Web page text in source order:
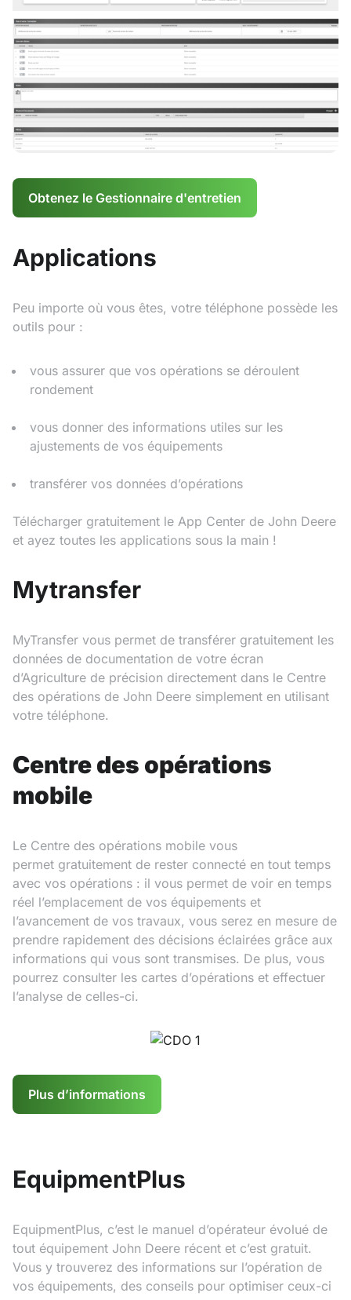
Obtenez le Gestionnaire d'entretien
Applications
Peu importe où vous êtes, votre téléphone possède les
outils pour :
vous assurer que vos opérations se déroulent
rondement
vous donner des informations utiles sur les
ajustements de vos équipements
transférer vos données d’opérations
Télécharger gratuitement le App Center de John Deere
et ayez toutes les applications sous la main !
Mytransfer
MyTransfer vous permet de transférer gratuitement les
données de documentation de votre écran
d’Agriculture de précision directement dans le Centre
des opérations de John Deere simplement en utilisant
votre téléphone.
Centre des opérations
mobile
Le Centre des opérations mobile vous
permet gratuitement de rester connecté en tout temps
avec vos opérations : il vous permet de voir en temps
réel l’emplacement de vos équipements et
l’avancement de vos travaux, vous serez en mesure de
prendre rapidement des décisions éclairées grâce aux
informations qui vous sont transmises. De plus, vous
pourrez consulter les cartes d’opérations et effectuer
l’analyse de celles-ci.
Plus d’informations
EquipmentPlus
EquipmentPlus, c’est le manuel d’opérateur évolué de
tout équipement John Deere récent et c’est gratuit.
Vous y trouverez des informations sur l’opération de
vos équipements, des conseils pour optimiser ceux-ci